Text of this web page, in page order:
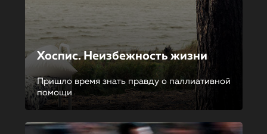
Хоспис. Неизбежность жизни
Пришло время знать правду о паллиативной
помощи